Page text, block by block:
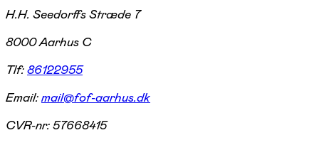
H.H. Seedorffs Stræde 7
8000 Aarhus C
Tlf:86122955
Email:mail@fof-aarhus.dk
CVR-nr:57668415